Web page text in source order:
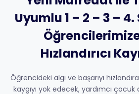
Uyumlu 1 – 2 – 3 – 4.
Hızlandırıcı
Öğrencideki algı ve başarıyı
kaygıyı yok edecek, yardımcı